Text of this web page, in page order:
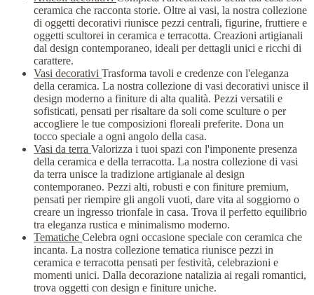
ceramica che racconta storie. Oltre ai vasi, la nostra collezione
di oggetti decorativi riunisce pezzi centrali, figurine, fruttiere e
oggetti scultorei in ceramica e terracotta. Creazioni artigianali
dal design contemporaneo, ideali per dettagli unici e ricchi di
carattere.
Vasi decorativi Trasforma tavoli e credenze con l'eleganza
della ceramica. La nostra collezione di vasi decorativi unisce il
design moderno a finiture di alta qualità. Pezzi versatili e
sofisticati, pensati per risaltare da soli come sculture o per
accogliere le tue composizioni floreali preferite. Dona un
tocco speciale a ogni angolo della casa.
Vasi da terra Valorizza i tuoi spazi con l'imponente presenza
della ceramica e della terracotta. La nostra collezione di vasi
da terra unisce la tradizione artigianale al design
contemporaneo. Pezzi alti, robusti e con finiture premium,
pensati per riempire gli angoli vuoti, dare vita al soggiorno o
creare un ingresso trionfale in casa. Trova il perfetto equilibrio
tra eleganza rustica e minimalismo moderno.
Tematiche Celebra ogni occasione speciale con ceramica che
incanta. La nostra collezione tematica riunisce pezzi in
ceramica e terracotta pensati per festività, celebrazioni e
momenti unici. Dalla decorazione natalizia ai regali romantici,
trova oggetti con design e finiture uniche.